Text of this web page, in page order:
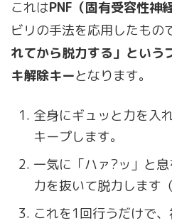
これはPNF（固有受容性神
ビリの手法を応用したもの
れてから脱力する」という
キ解除キーとなります。
全身にギュッと力を入
キープします。
一気に「ハァ?ッ」と
力を抜いて脱力します
これを1回行うだけで